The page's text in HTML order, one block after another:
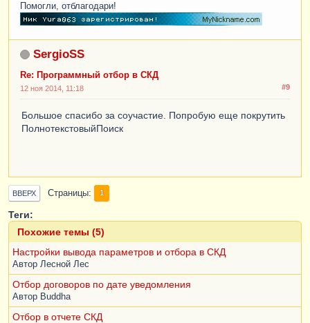
Помогли, отблагодари!
SergioSS
Re: Программный отбор в СКД
#9
12 ноя 2014, 11:18
Большое спасибо за соучастие. Попробую еще покрутить
ПолнотекстовыйПоиск
ВВЕРХ Страницы 1
Теги:
Похожие темы (5)
Настройки вывода параметров и отбора в СКД
Автор Лесной Лес
Отбор договоров по дате уведомления
Автор Buddha
Отбор в отчете СКД